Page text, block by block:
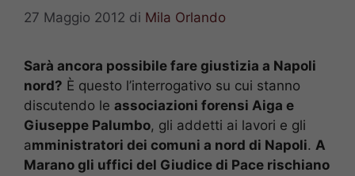
27 Maggio 2012 di Mila Orlando
Sarà ancora possibile fare giustizia a Napoli
nord? È questo l’interrogativo su cui stanno
discutendo le associazioni forensi Aiga e
Giuseppe Palumbo, gli addetti ai lavori e gli
amministratori dei comuni a nord di Napoli. A
Marano gli uffici del Giudice di Pace rischiano